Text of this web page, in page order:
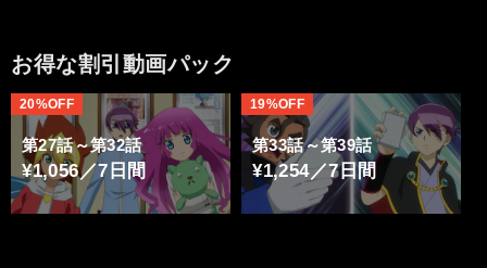
お得な割引動画パック
第27話～第32話
¥1,056／7日間
20%OFF
第33話～第39話
¥1,254／7日間
19%OFF